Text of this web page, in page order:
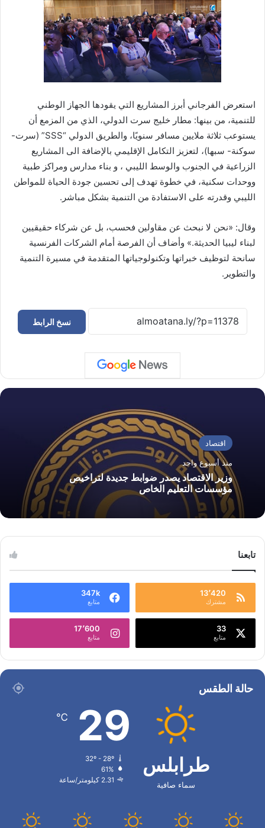
استعرض الفرجاني أبرز المشاريع التي يقودها الجهاز الوطني
للتنمية، من بينها: مطار خليج سرت الدولي، الذي من المزمع أن
يستوعب ثلاثة ملايين مسافر سنويًا، والطريق الدولي “SSS” (سرت-
سوكنة- سبها)، لتعزيز التكامل الإقليمي بالإضافة الى المشاريع
الزراعية في الجنوب والوسط الليبي ، و بناء مدارس ومراكز طبية
ووحدات سكنية، في خطوة تهدف إلى تحسين جودة الحياة للمواطن
الليبي وقدرته على الاستفادة من التنمية بشكل مباشر.
وقال: «نحن لا نبحث عن مقاولين فحسب، بل عن شركاء حقيقيين
لبناء ليبيا الحديثة.» وأضاف أن الفرصة أمام الشركات الفرنسية
سانحة لتوظيف خبراتها وتكنولوجياتها المتقدمة في مسيرة التنمية
والتطوير.
نسخ الرابط
اقتصاد
منذ أسبوع واحد
وزير الاقتصاد يصدر ضوابط جديدة لتراخيص
مؤسسات التعليم الخاص
تابعنا
13٬420
مشترك
347k
متابع
33
متابع
17٬600
متابع
حالة الطقس
طرابلس
سماء صافية
29
℃
32º - 28º
61%
2.31 كيلومتر/ساعة